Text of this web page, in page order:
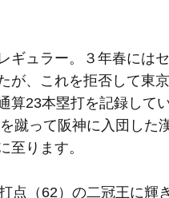
ギュラー。３年春には
、これを拒否して東
23本塁打を記録してい
蹴って阪神に入団した
至ります。
点（62）の二冠王に輝